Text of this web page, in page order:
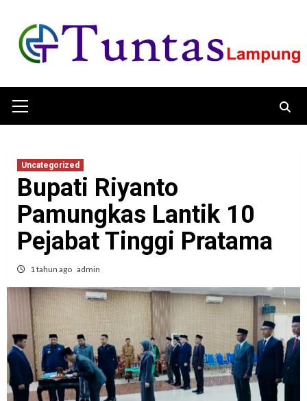
content
Menu
Uncategorized
‎Bupati Riyanto
Pamungkas Lantik 10
Pejabat Tinggi Pratama‎
1 tahun ago admin